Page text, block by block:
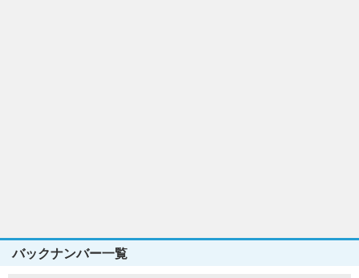
バックナンバー一覧